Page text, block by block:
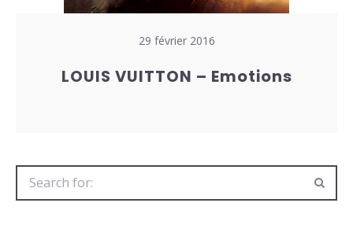
29 février 2016
LOUIS VUITTON – Emotions